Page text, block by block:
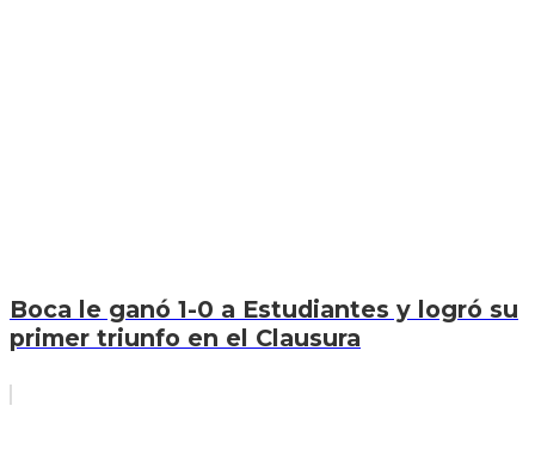
Boca le ganó 1-0 a Estudiantes y logró su
primer triunfo en el Clausura